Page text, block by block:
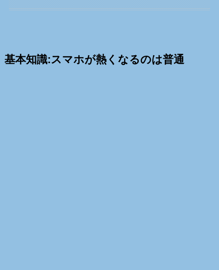
基本知識:スマホが熱くなるのは普通